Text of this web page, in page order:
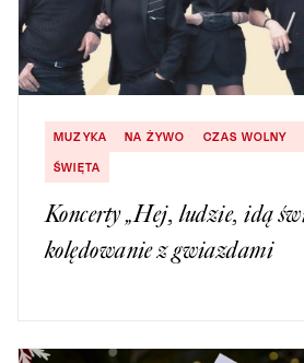
MUZYKA NA ŻYWO CZAS WOLNY
ŚWIĘTA
Koncerty „Hej, ludzie, idą
kolędowanie z gwiazdami